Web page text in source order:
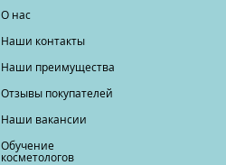
О нас
Наши контакты
Наши преимущества
Отзывы покупателей
Наши вакансии
Обучение
косметологов